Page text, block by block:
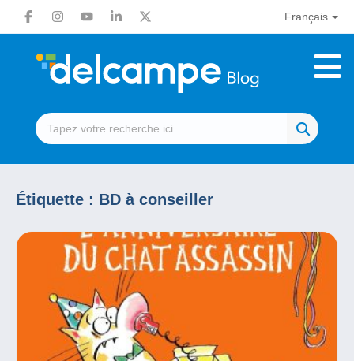
Français
Étiquette : BD à conseiller